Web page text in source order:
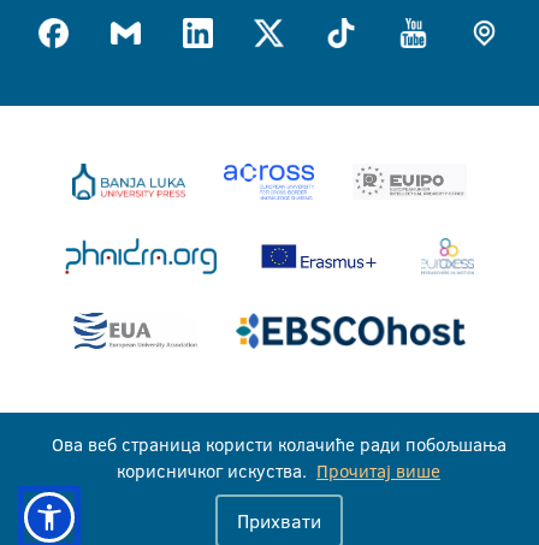
Универзитет у Бањој Луци © 2026
Сва права задржана
Ова веб страница користи колачиће ради побољшања
корисничког искуства. Прочитај више
Прихвати